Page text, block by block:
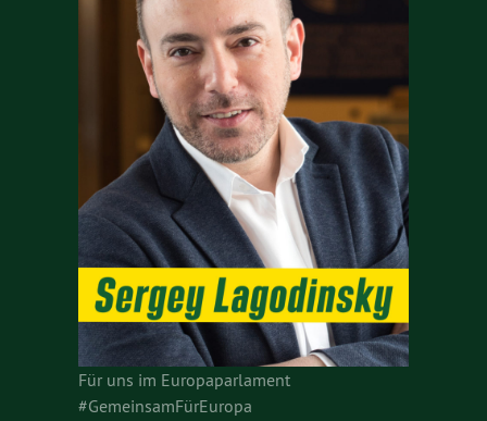
Für uns im Europaparlament
#GemeinsamFürEuropa